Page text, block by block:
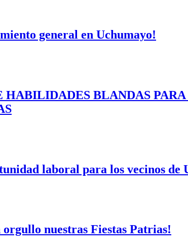
general en Uchumayo!
HABILIDADES BLANDAS
laboral para los vecinos de
orgullo nuestras Fiestas Patrias!